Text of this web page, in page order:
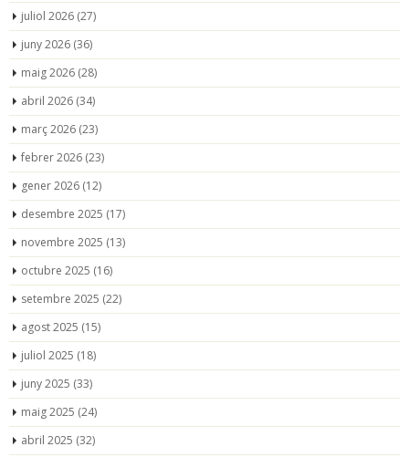
juliol 2026 (27)
juny 2026 (36)
maig 2026 (28)
abril 2026 (34)
març 2026 (23)
febrer 2026 (23)
gener 2026 (12)
desembre 2025 (17)
novembre 2025 (13)
octubre 2025 (16)
setembre 2025 (22)
agost 2025 (15)
juliol 2025 (18)
juny 2025 (33)
maig 2025 (24)
abril 2025 (32)